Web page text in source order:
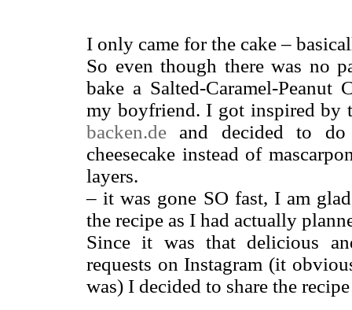
I only came for the cake –
So even though there was no
bake a Salted-Caramel-Peanut
my boyfriend. I got inspired by
backen.de and decided to
cheesecake instead of
layers.
– it was gone SO fast, I am
the recipe as I had actually
Since it was that delicious
requests on Instagram (it
was) I decided to share the